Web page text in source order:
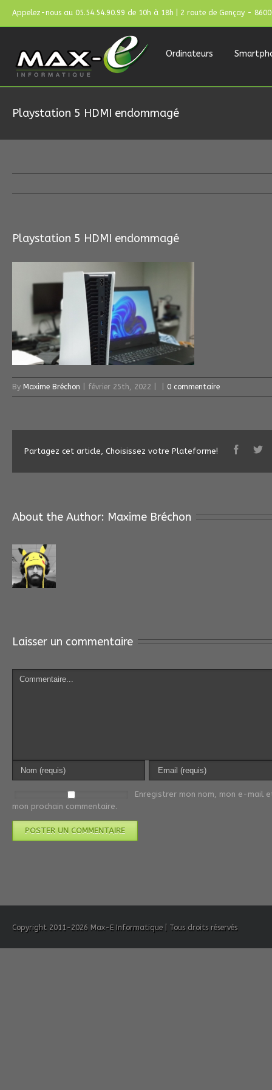
Appelez-nous au 05.54.54.90.99 de 10h à 18h | 2 route de Gençay -
Ordinateurs
Playstation 5 HDMI endommagé
Playstation 5 HDMI endommagé
By Maxime Bréchon février 25th, 2022 0 commentaire
Partagez cet article, Choisissez votre Plateforme!
About the Author: Maxime Bréchon
Laisser un commentaire
Enregistrer mon nom, mon e-mail
mon prochain commentaire.
Copyright 2011-2026 Max-E Informatique | Tous droits réservés